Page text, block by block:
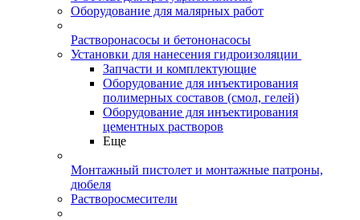
Оборудование для малярных работ
Растворонасосы и бетононасосы
Установки для нанесения гидроизоляции
Запчасти и комплектующие
Оборудование для инъектирования
полимерных составов (смол, гелей)
Оборудование для инъектирования
цементных растворов
Еще
Монтажный пистолет и монтажные патроны,
дюбеля
Растворосмесители